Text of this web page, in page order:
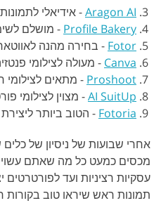
Aragon AI
-אידיאלי
Profile Bakery
- מושלם
Fotor
- בחירה מהנה
Canva
- מעולה לצילומי
Proshoot
- מתאים לצילומי
AI SuitUp
- מצוין לצילומי
Fotoria
- הטוב ביותר
אחרי שבועות של ניסיון של כלים
מכסים כמעט כל מה שאתם
עסקיות רציניות ועד לפורטרטים
תמונות ראש שיראו טוב בקורות